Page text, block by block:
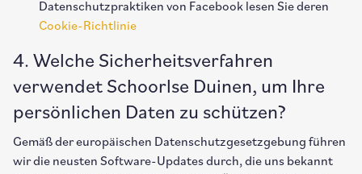
Datenschutzpraktiken von Facebook lesen Sie deren
Cookie-Richtlinie
4. Welche Sicherheitsverfahren
verwendet Schoorlse Duinen, um Ihre
persönlichen Daten zu schützen?
Gemäß der europäischen Datenschutzgesetzgebung führen
wir die neusten Software-Updates durch, die uns bekannt